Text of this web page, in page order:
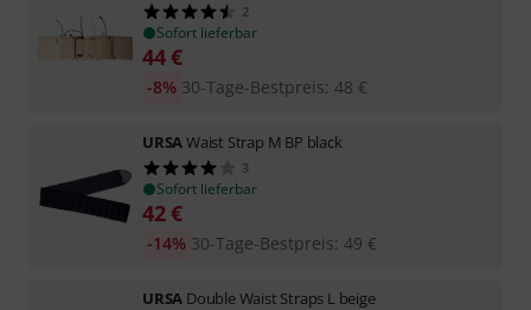
2
Sofort lieferbar
44€
30-Tage-Bestpreis: 48 €
-8%
URSAWaist Strap M BP black
3
Sofort lieferbar
42€
30-Tage-Bestpreis: 49 €
-14%
URSA Double Waist Straps L beige